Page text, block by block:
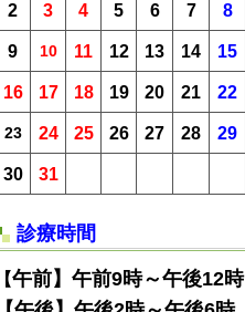
2 3 4 5 6 7 8
9 10 11 12 13 14 15
16 17 18 19 20 21 22
23 24 25 26 27 28 29
30 31
診療時間
【午前】午前9時～午後12時